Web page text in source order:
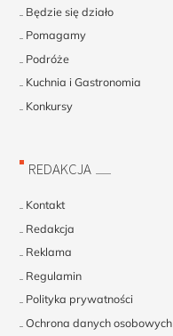
Będzie się działo
Pomagamy
Podróże
Kuchnia i Gastronomia
Konkursy
REDAKCJA
Kontakt
Redakcja
Reklama
Regulamin
Polityka prywatności
Ochrona danych osobowych